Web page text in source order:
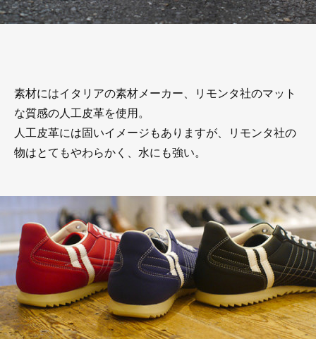
素材にはイタリアの素材メーカー、リモンタ社のマット
な質感の人工皮革を使用。
人工皮革には固いイメージもありますが、リモンタ社の
物はとてもやわらかく、水にも強い。